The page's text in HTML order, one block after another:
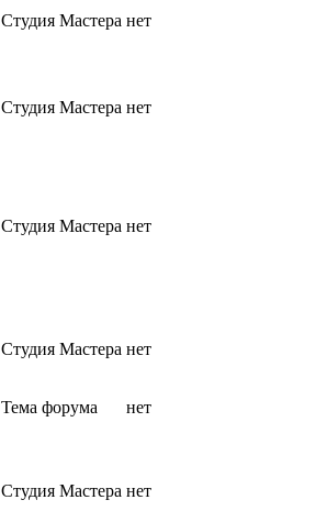
Студия Мастера нет
Студия Мастера нет
Студия Мастера нет
Студия Мастера нет
Тема форума нет
Студия Мастера нет